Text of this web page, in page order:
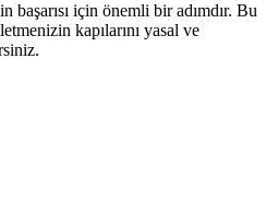
başarısı için önemli bir adımdır. Bu
kapılarını yasal ve